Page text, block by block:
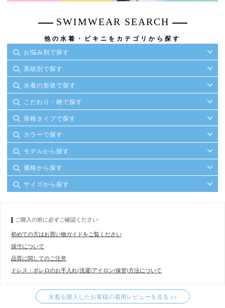
SWIMWEAR SEARCH
他の水着・ビキニをカテゴリから探す
お悩み別で探す
系統別で探す
水着の形状で探す
こだわり・柄で探す
骨格タイプで探す
カラーで探す
モデルから探す
価格から探す
サイズから探す
ご購入の前に必ずご確認ください
初めての方はお買い物ガイドをご覧ください
採寸について
品質に関してのご注意
ドレス・ボレロのお手入れ(洗濯/アイロン/保管)方法について
水着を購入したお客様の着用レビューを見る >>